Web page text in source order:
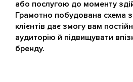
або послугою до моменту
Грамотно побудована схема
клієнтів дає змогу вам
аудиторію й підвищувати
бренду.